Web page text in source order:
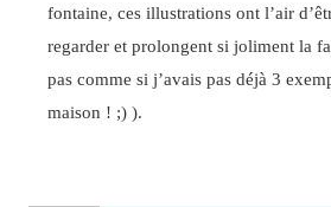
fontaine, ces illustrations ont l’air
regarder et prolongent si joliment la
pas comme si j’avais pas déjà 3
maison ! ;) ).